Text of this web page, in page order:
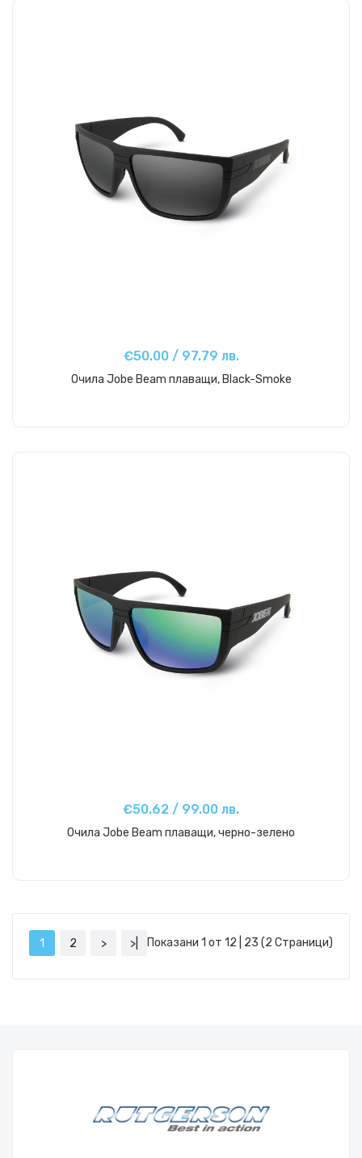
€50.00 / 97.79 лв.
Очила Jobe Beam плаващи, Black-Smoke
€50.62 / 99.00 лв.
Очила Jobe Beam плаващи, черно-зелено
1 2 > >| Показани 1 от 12 | 23 (2 Страници)